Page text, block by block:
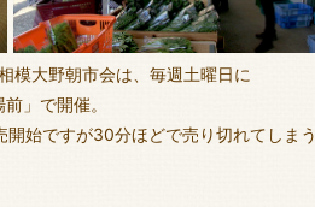
模大野朝市会は、毎週土曜日に
」で開催。
始ですが30分ほどで売り切れてしまう